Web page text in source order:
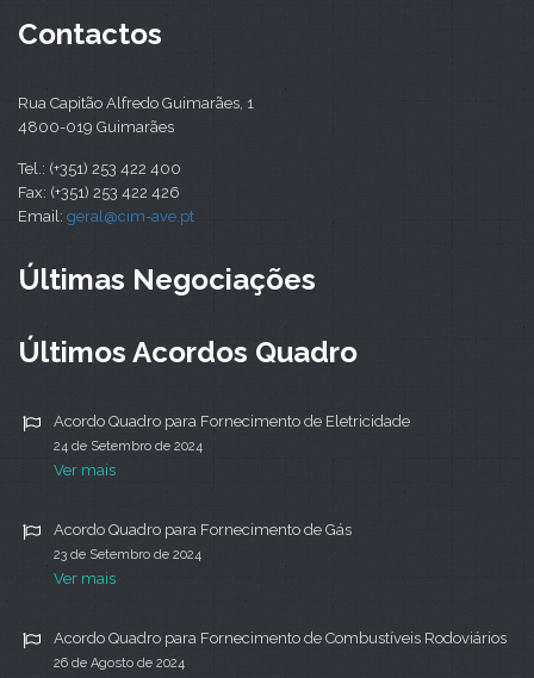
Contactos
Rua Capitão Alfredo Guimarães, 1
4800-019 Guimarães
Tel.: (+351) 253 422 400
Fax: (+351) 253 422 426
Email: geral@cim-ave.pt
Últimas Negociações
Últimos Acordos Quadro
Acordo Quadro para Fornecimento de Eletricidade
24 de Setembro de 2024
Ver mais
Acordo Quadro para Fornecimento de Gás
23 de Setembro de 2024
Ver mais
Acordo Quadro para Fornecimento de Combustíveis Rodoviários
26 de Agosto de 2024